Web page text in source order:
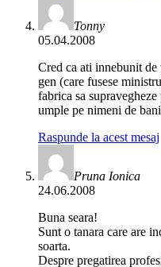
Tonny
05.04.2008
Cred ca ati innebunit
gen (care fusese
fabrica sa
umple pe nimeni de
Raspunde la acest mesaj
Pruna Ionica
24.06.2008
Buna seara!
Sunt o tanara care are
soarta.
Despre pregatirea